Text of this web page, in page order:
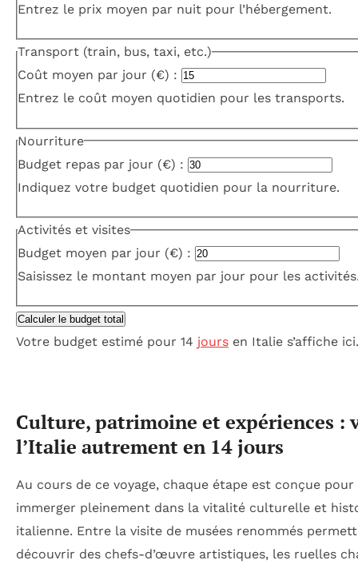
Entrez le prix moyen par nuit pour l’hébergement.
Transport (train, bus, taxi, etc.)
Coût moyen par jour (€) :
Entrez le coût moyen quotidien pour les transports.
Nourriture
Budget repas par jour (€) :
Indiquez votre budget quotidien pour la nourriture.
Activités et visites
Budget moyen par jour (€) :
Saisissez le montant moyen par jour pour les
Calculer le budget total
Votre budget estimé pour 14 jours en Italie s’affiche ici.
Culture, patrimoine et expériences :
l’Italie autrement en 14 jours
Au cours de ce voyage, chaque étape est conçue pour
immerger pleinement dans la vitalité culturelle et
italienne. Entre la visite de musées renommés
découvrir des chefs-d’œuvre artistiques, les ruelles